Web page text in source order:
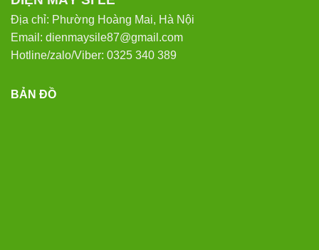
Địa chỉ: Phường Hoàng Mai, Hà Nội
Email: dienmaysile87@gmail.com
Hotline/zalo/Viber: 0325 340 389
BẢN ĐỒ